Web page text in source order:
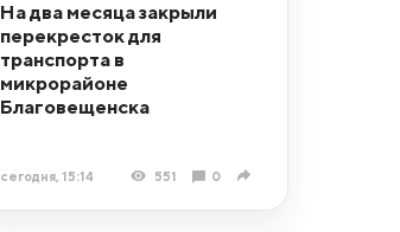
На два месяца закрыли
перекресток для
транспорта в
микрорайоне
Благовещенска
сегодня, 15:14 551 0